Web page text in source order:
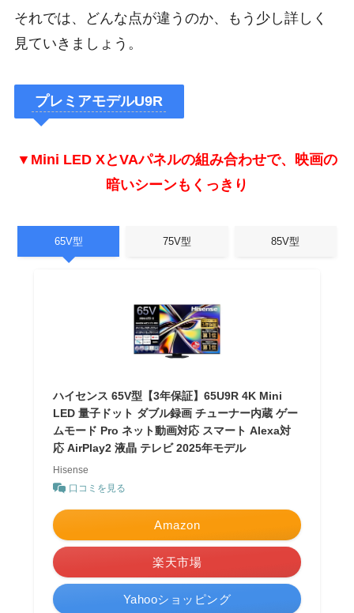
それでは、どんな点が違うのか、もう少し詳しく
見ていきましょう。
プレミアモデルU9R
▼Mini LED XとVAパネルの組み合わせで、映画の
暗いシーンもくっきり
65V型 75V型 85V型
ハイセンス 65V型【3年保証】65U9R 4K Mini
LED 量子ドット ダブル録画 チューナー内蔵 ゲー
ムモード Pro ネット動画対応 スマート Alexa対
応 AirPlay2 液晶 テレビ 2025年モデル
Hisense
口コミを見る
Amazon
楽天市場
Yahooショッピング